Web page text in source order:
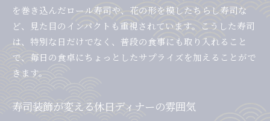
を巻き込んだロール寿司や、花の形を模したちらし寿司な
ど、見た目のインパクトも重視されています。こうした寿司
は、特別な日だけでなく、普段の食事にも取り入れること
で、毎日の食卓にちょっとしたサプライズを加えることがで
きます。
寿司装飾が変える休日ディナーの雰囲気